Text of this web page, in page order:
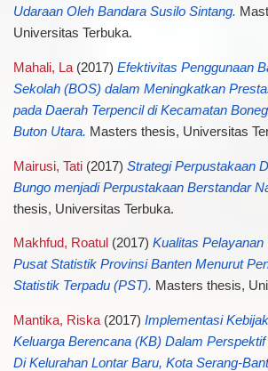
Udaraan Oleh Bandara Susilo Sintang.
Universitas Terbuka.
Mahali, La(2017) Efektivitas Penggunaan
Sekolah (BOS) dalam Meningkatkan
pada Daerah Terpencil di Kecamatan
Buton Utara. Masters thesis, Universitas
Mairusi, Tati(2017) Strategi Perpustakaan
Bungo menjadi Perpustakaan Berstandar
thesis, Universitas Terbuka.
Makhfud, Roatul (2017) Kualitas Pelayanan
Pusat Statistik Provinsi Banten Menurut
Statistik Terpadu (PST). Masters thesis,
Mantika, Riska(2017) Implementasi
Keluarga Berencana (KB) Dalam
Di Kelurahan Lontar Baru, Kota Serang-